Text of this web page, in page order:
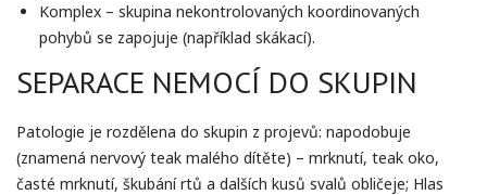
Komplex – skupina nekontrolovaných koordinovaných
pohybů se zapojuje (například skákací).
SEPARACE NEMOCÍ DO SKUPIN
Patologie je rozdělena do skupin z projevů: napodobuje
(znamená nervový teak malého dítěte) – mrknutí, teak oko,
časté mrknutí, škubání rtů a dalších kusů svalů obličeje; Hlas